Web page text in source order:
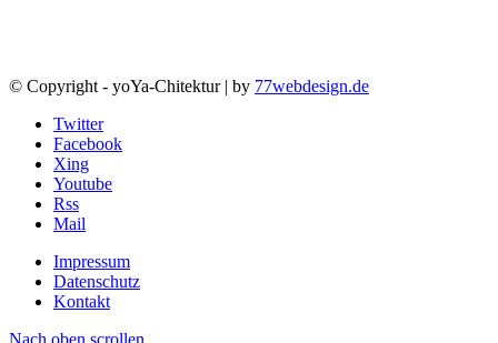
© Copyright - yoYa-Chitektur | by 77webdesign.de
Twitter
Facebook
Xing
Youtube
Rss
Mail
Impressum
Datenschutz
Kontakt